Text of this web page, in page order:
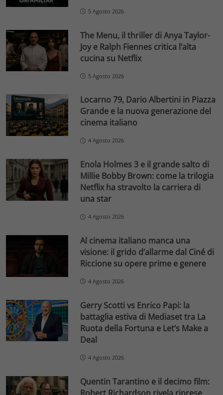
5 Agosto 2026
The Menu, il thriller di Anya Taylor-
Joy e Ralph Fiennes critica l’alta
cucina su Netflix
5 Agosto 2026
Locarno 79, Dario Albertini in Piazza
Grande e la nuova generazione del
cinema italiano
4 Agosto 2026
Enola Holmes 3 e il grande salto di
Millie Bobby Brown: come la trilogia
Netflix ha stravolto la carriera di
una star
4 Agosto 2026
Al cinema italiano manca una
visione: il grido d’allarme dal Ciné di
Riccione su opere prime e genere
4 Agosto 2026
Gerry Scotti vs Enrico Papi: la
battaglia estiva di Mediaset tra La
Ruota della Fortuna e Let’s Make a
Deal
4 Agosto 2026
Quentin Tarantino e il decimo film: